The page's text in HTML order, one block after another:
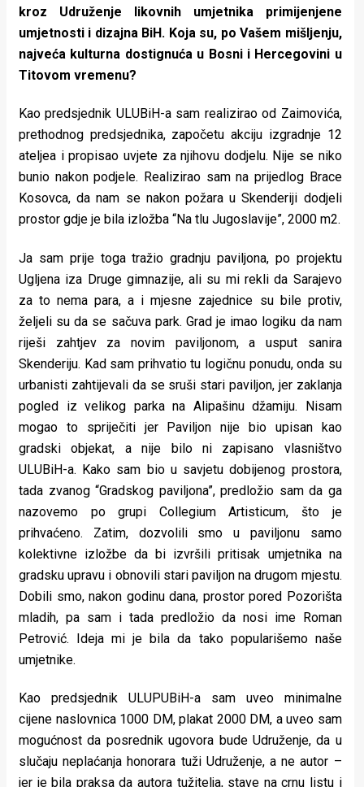
kroz Udruženje likovnih umjetnika primijenjene
umjetnosti i dizajna BiH. Koja su, po Vašem mišljenju,
najveća kulturna dostignuća u Bosni i Hercegovini u
Titovom vremenu?
Kao predsjednik ULUBiH-a sam realizirao od Zaimovića,
prethodnog predsjednika, započetu akciju izgradnje 12
ateljea i propisao uvjete za njihovu dodjelu. Nije se niko
bunio nakon podjele. Realizirao sam na prijedlog Brace
Kosovca, da nam se nakon požara u Skenderiji dodjeli
prostor gdje je bila izložba “Na tlu Jugoslavije”, 2000 m2.
Ja sam prije toga tražio gradnju paviljona, po projektu
Ugljena iza Druge gimnazije, ali su mi rekli da Sarajevo
za to nema para, a i mjesne zajednice su bile protiv,
željeli su da se sačuva park. Grad je imao logiku da nam
riješi zahtjev za novim paviljonom, a usput sanira
Skenderiju. Kad sam prihvatio tu logičnu ponudu, onda su
urbanisti zahtijevali da se sruši stari paviljon, jer zaklanja
pogled iz velikog parka na Alipašinu džamiju. Nisam
mogao to spriječiti jer Paviljon nije bio upisan kao
gradski objekat, a nije bilo ni zapisano vlasništvo
ULUBiH-a. Kako sam bio u savjetu dobijenog prostora,
tada zvanog “Gradskog paviljona”, predložio sam da ga
nazovemo po grupi Collegium Artisticum, što je
prihvaćeno. Zatim, dozvolili smo u paviljonu samo
kolektivne izložbe da bi izvršili pritisak umjetnika na
gradsku upravu i obnovili stari paviljon na drugom mjestu.
Dobili smo, nakon godinu dana, prostor pored Pozorišta
mladih, pa sam i tada predložio da nosi ime Roman
Petrović. Ideja mi je bila da tako popularišemo naše
umjetnike.
Kao predsjednik ULUPUBiH-a sam uveo minimalne
cijene naslovnica 1000 DM, plakat 2000 DM, a uveo sam
mogućnost da posrednik ugovora bude Udruženje, da u
slučaju neplaćanja honorara tuži Udruženje, a ne autor –
jer je bila praksa da autora tužitelja, stave na crnu listu i